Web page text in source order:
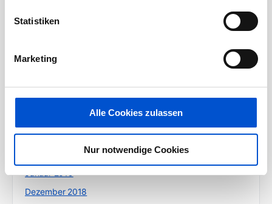
Statistiken
Marketing
Alle Cookies zulassen
Nur notwendige Cookies
September 2019
Juli 2019
Mai 2019
März 2019
Januar 2019
Dezember 2018